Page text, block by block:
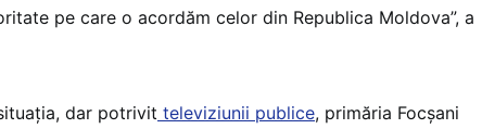
pe care o acordăm celor din Republica Moldova”, a
dar potrivit televiziunii publice, primăria Focșani